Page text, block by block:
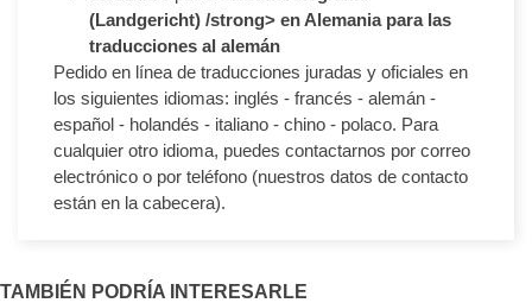
(Landgericht) /strong> en Alemania para las
traducciones al alemán
Pedido en línea de traducciones juradas y oficiales en
los siguientes idiomas: inglés - francés - alemán -
español - holandés - italiano - chino - polaco. Para
cualquier otro idioma, puedes contactarnos por correo
electrónico o por teléfono (nuestros datos de contacto
están en la cabecera).
TAMBIÉN PODRÍA INTERESARLE